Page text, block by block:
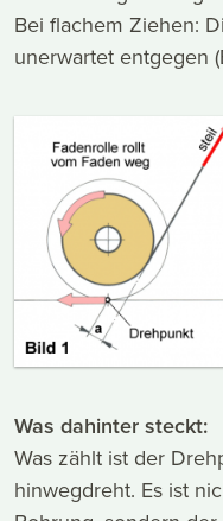
Bei flachem Ziehen:
unerwartet entgegen
Was dahinter steckt:
Was zählt ist der
hinwegdreht. Es ist